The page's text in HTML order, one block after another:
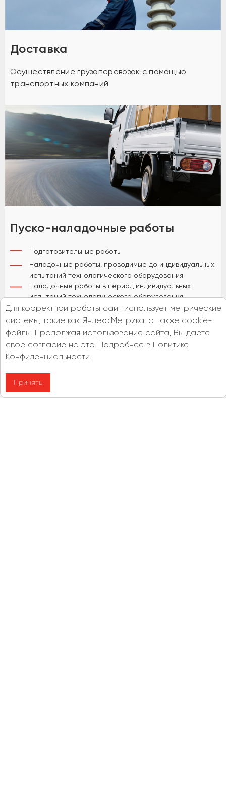
Доставка
Осуществление грузоперевозок с помощью
транспортных компаний
Пуско-наладочные работы
Подготовительные работы
Наладочные работы, проводимые до индивидуальных
испытаний технологического оборудования
Наладочные работы в период индивидуальных
испытаний технологического оборудования
Наладочные работы в период комплексного
опробования оборудования
Для корректной работы сайт использует метрические
системы, такие как Яндекс.Метрика, а также cookie-
файлы. Продолжая использование сайта, Вы даете
свое согласие на это. Подробнее в
Политике
Конфиденциальности.
Принять